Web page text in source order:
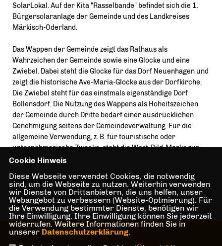
SolarLokal. Auf der Kita "Rasselbande" befindet sich die 1.
Bürgersolaranlage der Gemeinde und des Landkreises
Märkisch-Oderland.
Das Wappen der Gemeinde zeigt das Rathaus als
Wahrzeichen der Gemeinde sowie eine Glocke und eine
Zwiebel. Dabei steht die Glocke für das Dorf Neuenhagen und
zeigt die historische Ave-Maria-Glocke aus der Dorfkirche.
Die Zwiebel steht für das einstmals eigenständige Dorf
Bollensdorf. Die Nutzung des Wappens als Hoheitszeichen
der Gemeinde durch Dritte bedarf einer ausdrücklichen
Genehmigung seitens der Gemeindeverwaltung. Für die
allgemeine Verwendung, z. B. für touristische oder
unternehmerische Zwecke, steht die Wort-Bild-Marke zur
Verfügung.
© Gemeinde Neuenhagen b. Berlin
übernommen aus:http://www.neuenhagen-bei-
berlin.de/verzeichnis/visitenkarte.php?mandat=22904
Cookie Hinweis
Diese Webseite verwendet Cookies, die notwendig
sind, um die Webseite zu nutzen. Weiterhin verwenden
wir Dienste von Drittanbietern, die uns helfen, unser
Webangebot zu verbessern (Website-Optmierung). Für
die Verwendung bestimmter Dienste, benötigen wir
Ihre Einwilligung. Ihre Einwilligung können Sie jederzeit
widerrufen. Weitere Informationen finden Sie in
unserer Datenschutzerklärung.